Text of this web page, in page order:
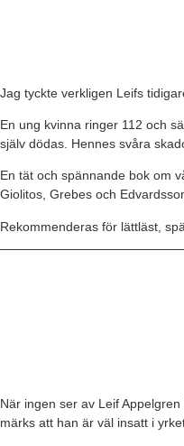
Jag tyckte verkligen Leifs
En ung kvinna ringer 112 och
själv dödas. Hennes svåra
En tät och spännande bok om
Giolitos, Grebes och
Rekommenderas för lättläst,
När ingen ser av Leif
märks att han är väl insatt i